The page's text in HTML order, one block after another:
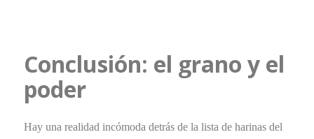
Conclusión: el grano y el
poder
Hay una realidad incómoda detrás de la lista de harinas del